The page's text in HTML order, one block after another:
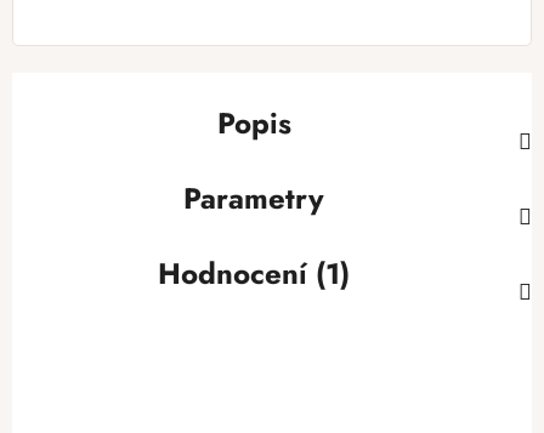
Popis
Parametry
Hodnocení (1)